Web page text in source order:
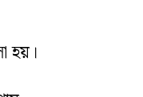
হয়।